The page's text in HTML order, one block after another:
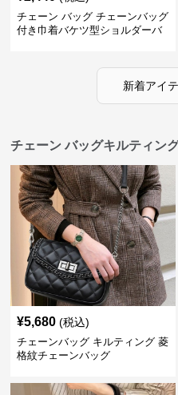
チェーン バッグ チェーンバッグ
付き巾着バケツ型ショルダーバ
新着アイ
チェーン バッグキルティン
¥5,680 (税込)
チェーンバッグ キルティング 菱
格紋チェーンバッグ